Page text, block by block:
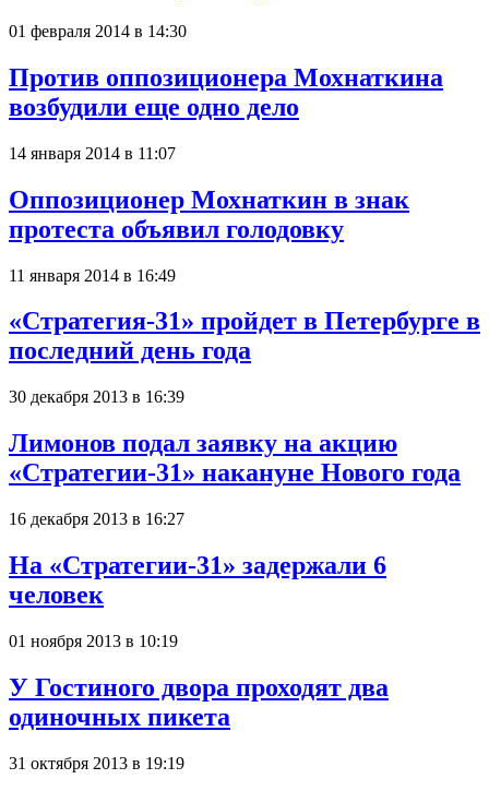
01 февраля 2014 в 14:30
Против оппозиционера Мохнаткина
возбудили еще одно дело
14 января 2014 в 11:07
Оппозиционер Мохнаткин в знак
протеста объявил голодовку
11 января 2014 в 16:49
«Стратегия-31» пройдет в Петербурге в
последний день года
30 декабря 2013 в 16:39
Лимонов подал заявку на акцию
«Стратегии-31» накануне Нового года
16 декабря 2013 в 16:27
На «Стратегии-31» задержали 6
человек
01 ноября 2013 в 10:19
У Гостиного двора проходят два
одиночных пикета
31 октября 2013 в 19:19